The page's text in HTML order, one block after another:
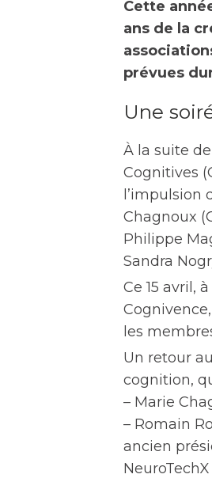
Cette
ans de la
prévues
Une
À la suite
Cognitives
l’impulsion
Chagnoux
Philippe
Sandra
Ce 15 avril,
les
Un retour
cognition,
– Marie
– Romain
ancien